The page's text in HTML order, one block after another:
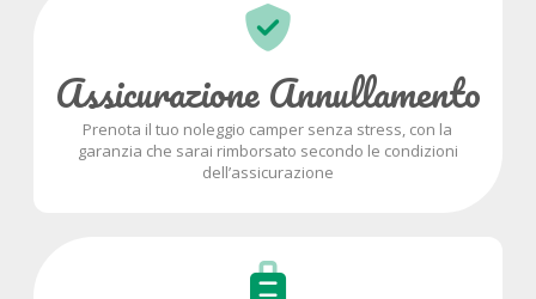
Assicurazione Annullamento
Prenota il tuo noleggio camper senza stress, con la
garanzia che sarai rimborsato secondo le condizioni
dell’assicurazione